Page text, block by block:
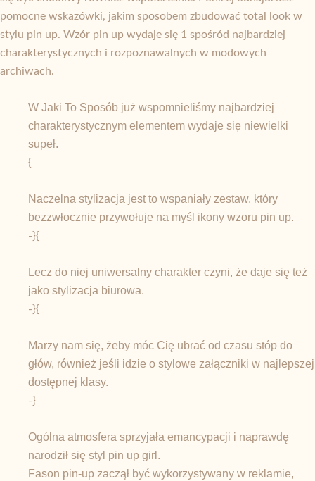
pomocne wskazówki, jakim sposobem zbudować total look w
stylu pin up. Wzór pin up wydaje się 1 spośród najbardziej
charakterystycznych i rozpoznawalnych w modowych
archiwach.
W Jaki To Sposób już wspomnieliśmy najbardziej
charakterystycznym elementem wydaje się niewielki
supeł.
{
Naczelna stylizacja jest to wspaniały zestaw, który
bezzwłocznie przywołuje na myśl ikony wzoru pin up.
-}{
Lecz do niej uniwersalny charakter czyni, że daje się też
jako stylizacja biurowa.
-}{
Marzy nam się, żeby móc Cię ubrać od czasu stóp do
głów, również jeśli idzie o stylowe załączniki w najlepszej
dostępnej klasy.
-}
Ogólna atmosfera sprzyjała emancypacji i naprawdę
narodził się styl pin up girl.
Fason pin-up zaczął być wykorzystywany w reklamie,